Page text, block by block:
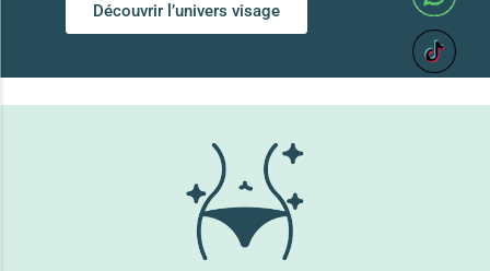
Découvrir l’univers visage